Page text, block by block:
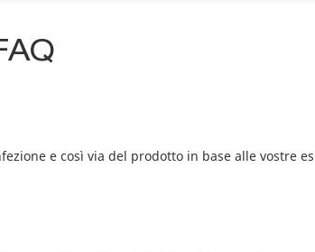
e così via del prodotto in base alle vostre